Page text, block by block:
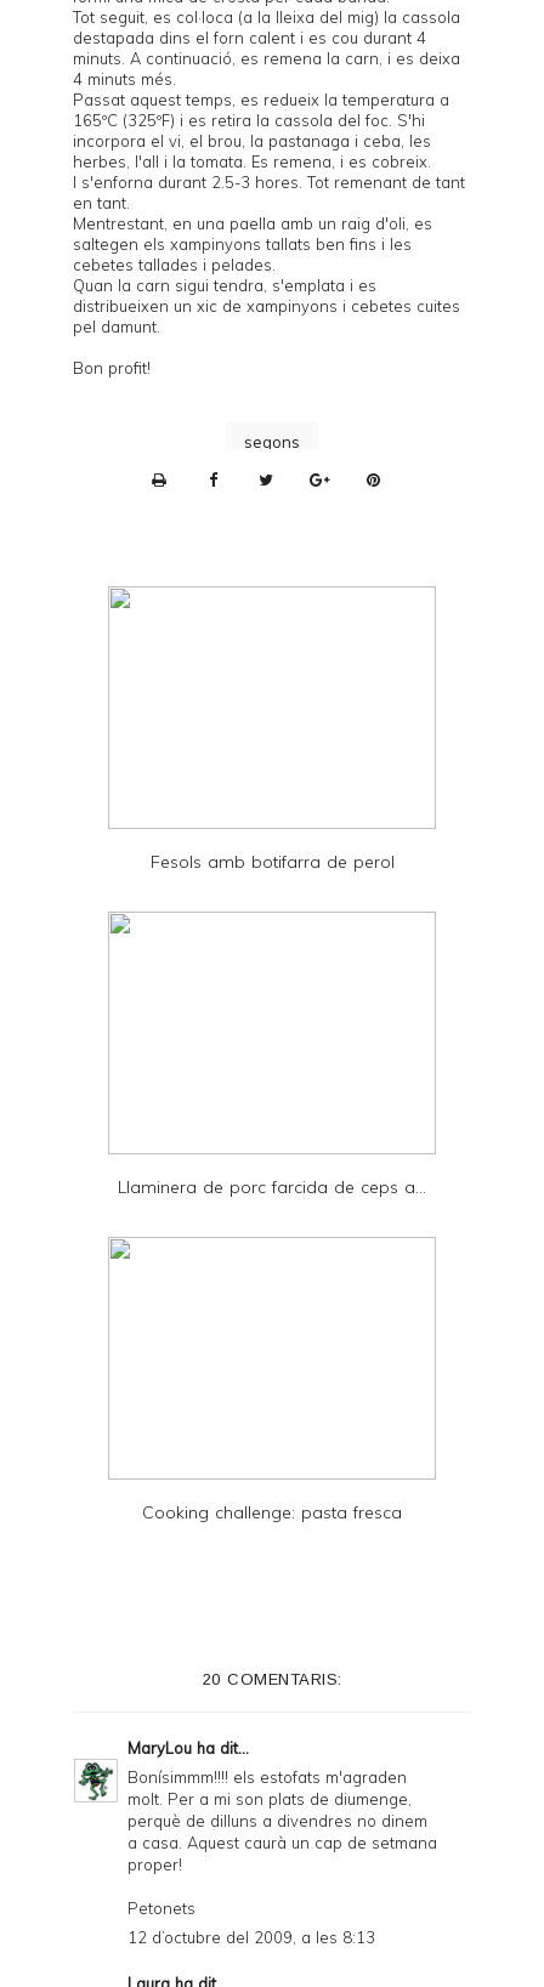
Tot seguit, es col·loca (a la lleixa del mig) la cassola
destapada dins el forn calent i es cou durant 4
minuts. A continuació, es remena la carn, i es deixa
4 minuts més.
Passat aquest temps, es redueix la temperatura a
165ºC (325ºF) i es retira la cassola del foc. S'hi
incorpora el vi, el brou, la pastanaga i ceba, les
herbes, l'all i la tomata. Es remena, i es cobreix.
I s'enforna durant 2.5-3 hores. Tot remenant de tant
en tant.
Mentrestant, en una paella amb un raig d'oli, es
saltegen els xampinyons tallats ben fins i les
cebetes tallades i pelades.
Quan la carn sigui tendra, s'emplata i es
distribueixen un xic de xampinyons i cebetes cuites
pel damunt.
Bon profit!
segons
n
d
Fesols amb botifarra de perol
Llaminera de porc farcida de ceps a...
Cooking challenge: pasta fresca
20 COMENTARIS:
MaryLou ha dit...
Bonísimmm!!!! els estofats m'agraden
molt. Per a mi son plats de diumenge,
perquè de dilluns a divendres no dinem
a casa. Aquest caurà un cap de setmana
proper!
Petonets
12 d’octubre del 2009, a les 8:13
Laura ha dit...